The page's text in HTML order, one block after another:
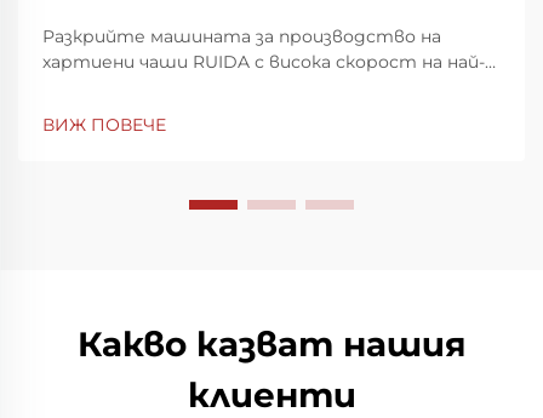
Разкрийте машината за производство на
хартиени чаши RUIDA с висока скорост на най-
ВИЖ ПОВЕЧЕ
Какво казват нашия
клиенти